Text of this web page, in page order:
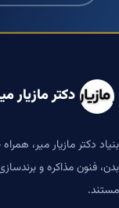
دکتر مازیار
بنیاد دکتر مازیار میر،
مستند.